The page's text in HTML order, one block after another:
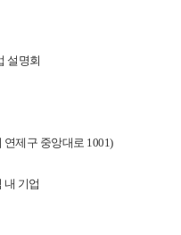
설명회
연제구 중앙대로 1001)
내 기업